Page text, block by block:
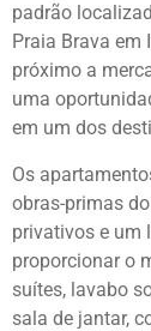
padrão
Praia Brava
próximo a
uma
em um dos
Os
obras-primas
privativos e um
proporcionar o
suítes, lavabo
sala de jantar,